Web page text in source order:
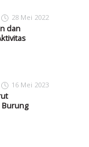
28 Mei 2022
dan
16 Mei 2023
Burung